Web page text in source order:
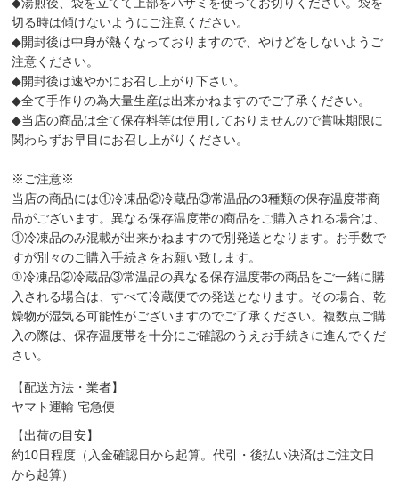
切る時は傾けないようにご注意ください。
◆開封後は中身が熱くなっておりますので、やけどをしないようご
注意ください。
◆開封後は速やかにお召し上がり下さい。
◆全て手作りの為大量生産は出来かねますのでご了承ください。
◆当店の商品は全て保存料等は使用しておりませんので賞味期限に
関わらずお早目にお召し上がりください。
※ご注意※
当店の商品には①冷凍品②冷蔵品③常温品の3種類の保存温度帯商
品がございます。異なる保存温度帯の商品をご購入される場合は、
①冷凍品のみ混載が出来かねますので別発送となります。お手数で
すが別々のご購入手続きをお願い致します。
①冷凍品②冷蔵品③常温品の異なる保存温度帯の商品をご一緒に購
入される場合は、すべて冷蔵便での発送となります。その場合、乾
燥物が湿気る可能性がございますのでご了承ください。複数点ご購
入の際は、保存温度帯を十分にご確認のうえお手続きに進んでくだ
さい。
【配送方法・業者】
ヤマト運輸 宅急便
【出荷の目安】
約10日程度（入金確認日から起算。代引・後払い決済はご注文日
から起算）